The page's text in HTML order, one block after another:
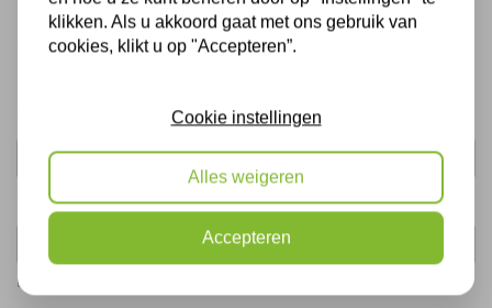
Bel mij terug
Gratis, vrijblijvend advies
Telefoonnummer:
De gegevens die u hier verstrekt vallen onder ons
klikken. Als u akkoord gaat met ons gebruik van
cookies, klikt u op "Accepteren”.
Cookie instellingen
Alles weigeren
Accepteren